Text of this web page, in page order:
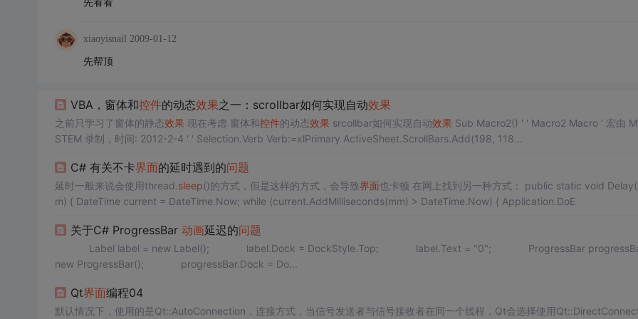
xiaoyisnail 2009-01-12
先帮顶
VBA，窗体和控件的动态效果之一：scrollbar如何实现自动效果
之前只学习了窗体的静态效果 现在考虑 窗体和控件的动态效果 srcollbar如何实现自动效果
STEM 录制，时间: 2012-2-4 ' ' Selection.Verb Verb:=xlPrimary ActiveSheet.ScrollBars.Add(198, 118...
C# 有关不卡界面的延时遇到的问题
延时一般来说会使用thread. sleep()的方式，但是这样的方式，会导致界面也卡顿 在网上找到另一种方式： public static void Delay(int m
m) { DateTime current = DateTime.Now; while (current.AddMilliseconds(mm) > DateTime.Now) { Application.DoE
关于C# ProgressBar 动画延迟的问题
Label label = new Label(); label.Dock = DockStyle.Top; label.Text = "0"; ProgressBar progressBar =
new ProgressBar(); progressBar.Dock = Do...
Qt界面编程04
默认情况下，使用的是Qt::AutoConnection，连接方式，当信号发送者与信号接收者在同一个线程，Qt会选择使用